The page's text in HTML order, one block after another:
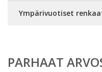
Ympärivuotiset
PARHAAT